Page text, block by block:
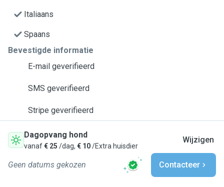
Italiaans
Spaans
Bevestigde informatie
E-mail geverifieerd
SMS geverifieerd
Stripe geverifieerd
Dagopvang hond
vanaf€ 25 /dag, € 10/Extra huisdier
Wijzigen
Geen datums gekozen Contacteer